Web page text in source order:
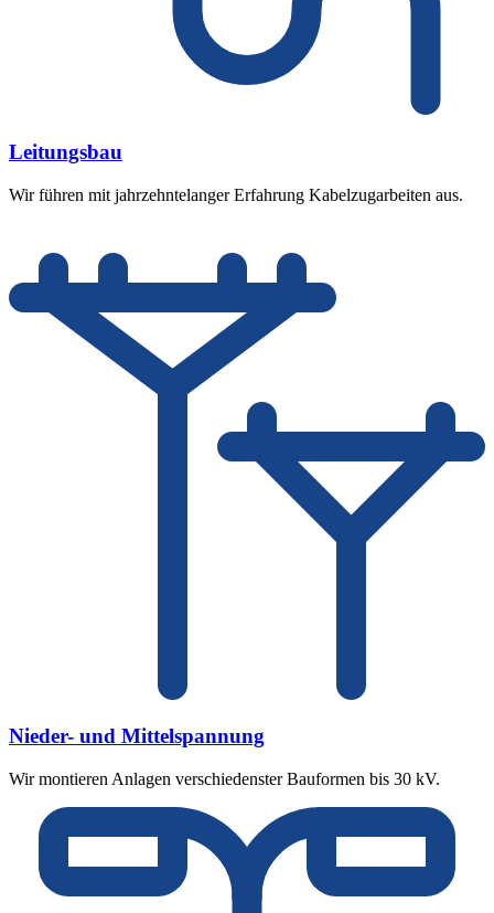
Leitungsbau
Wir führen mit jahrzehntelanger Erfahrung Kabelzugarbeiten aus.
Nieder- und Mittelspannung
Wir montieren Anlagen verschiedenster Bauformen bis 30 kV.